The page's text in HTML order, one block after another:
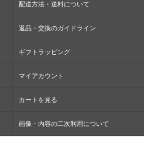
配送方法・送料について
返品・交換のガイドライン
ギフトラッピング
マイアカウント
カートを見る
画像・内容の二次利用について